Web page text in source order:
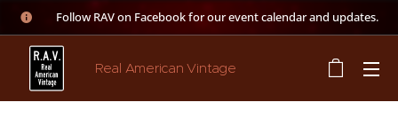
👉 Follow RAV on Facebook for our event calendar and updates.
Real American Vintage